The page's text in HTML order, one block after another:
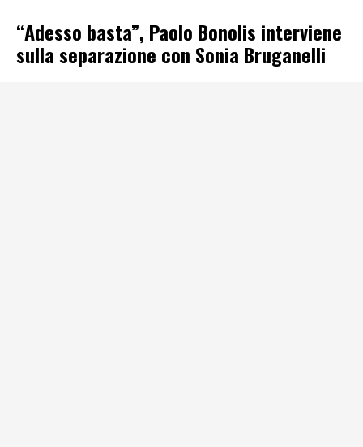
“Adesso basta”, Paolo Bonolis interviene
sulla separazione con Sonia Bruganelli